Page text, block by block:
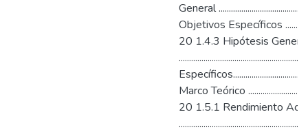
General
Objetivos Específicos
20 1.4.3 Hipótesis General
Marco Teórico
20 1.5.1 Rendimiento